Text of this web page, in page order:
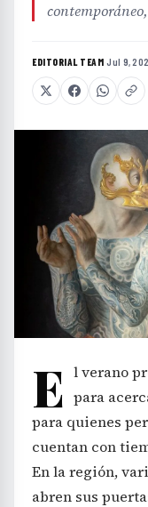
EDITORIAL TEAM·Jul 9,
E l verano
para
para quienes
cuentan con
En la región,
abren sus